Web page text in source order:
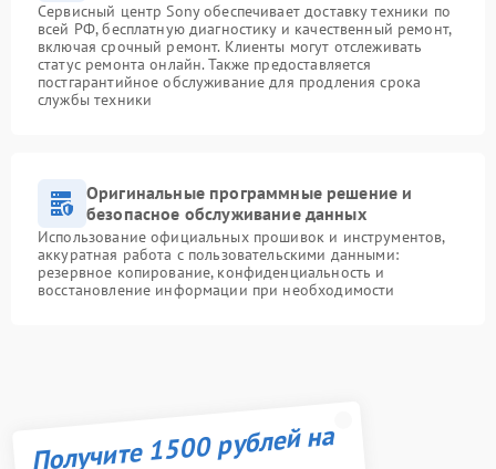
Сервисный центр Sony обеспечивает доставку техники по
всей РФ, бесплатную диагностику и качественный ремонт,
включая срочный ремонт. Клиенты могут отслеживать
статус ремонта онлайн. Также предоставляется
постгарантийное обслуживание для продления срока
службы техники
Оригинальные программные решение и
безопасное обслуживание данных
Использование официальных прошивок и инструментов,
аккуратная работа с пользовательскими данными:
резервное копирование, конфиденциальность и
восстановление информации при необходимости
Получите 1500 рублей на